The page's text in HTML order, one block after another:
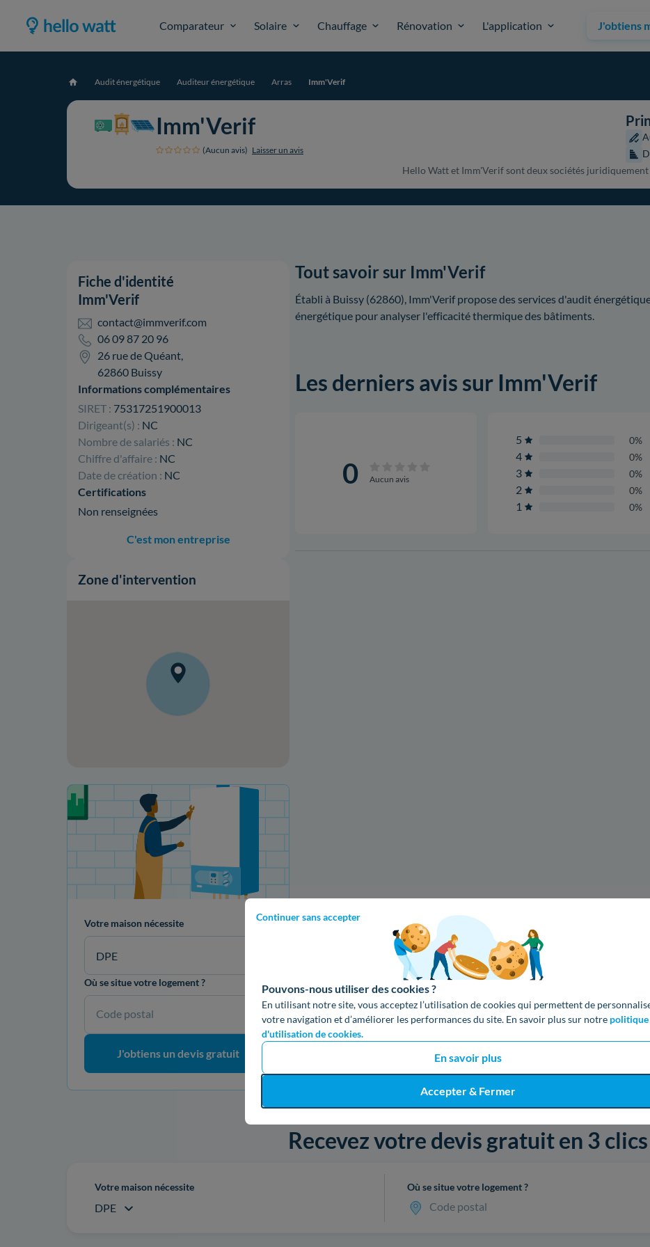
Comparateur Solaire Chauffage Rénovation L'application J'obtiens
Continuer sans accepter
Pouvons-nous utiliser des cookies ?
En utilisant notre site, vous acceptez l’utilisation de cookies qui permettent de
votre navigation et d’améliorer les performances du site. En savoir plus sur notre politique
d'utilisation de cookies.
En savoir plus
Accepter & Fermer
Accueil Audit énergétique Auditeur énergétique Arras Imm'Verif
Imm'Verif
(Aucun avis) Laisser un avis
Hello Watt et Imm'Verif sont deux sociétés
Fiche d'identité
Imm'Verif
contact@immverif.com
06 09 87 20 96
26 rue de Quéant,
62860 Buissy
Informations complémentaires
SIRET : 75317251900013
Dirigeant(s) : NC
Nombre de salariés : NC
Chiffre d'affaire : NC
Date de création : NC
Certifications
Non renseignées
C'est mon entreprise
Zone d'intervention
Votre projet de rénovation
Votre maison nécessite
DPE
Où se situe votre logement ?
Code postal
J'obtiens un devis gratuit
Tout savoir sur Imm'Verif
Établi à Buissy (62860), Imm'Verif propose des services d'audit
énergétique pour analyser l'efficacité thermique des bâtiments.
Les derniers avis sur Imm'Verif
0 Aucun avis
5 0%
4 0%
3 0%
2 0%
1 0%
Recevez votre devis gratuit en 3 clics
Votre maison nécessite
DPE
Où se situe votre logement ?
Code postal